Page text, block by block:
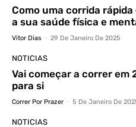
Como uma corrida
a sua saúde física e
Vitor Dias - 29 De Janeiro De 2025
NOTICIAS
Vai começar a correr em
para si
Correr Por Prazer - 5 De Janeiro De
NOTICIAS